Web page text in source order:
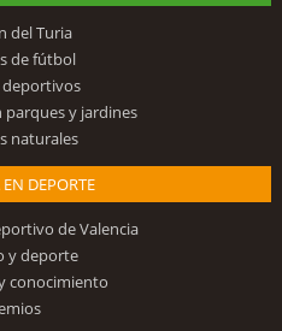
del Turia
de fútbol
deportivos
parques y jardines
naturales
DEPORTE
de Valencia
y deporte
conocimiento